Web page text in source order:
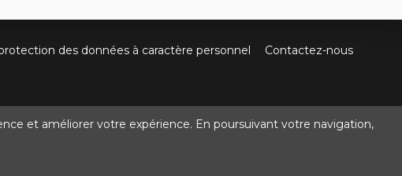
des données à caractère personnel
Contactez-nous
et améliorer votre expérience. En poursuivant votre navigation,